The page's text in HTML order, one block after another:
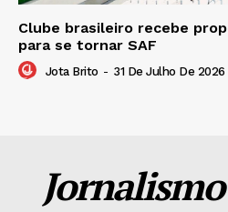
Clube brasileiro recebe
para se tornar SAF
Jota Brito - 31 De Julho De 2026